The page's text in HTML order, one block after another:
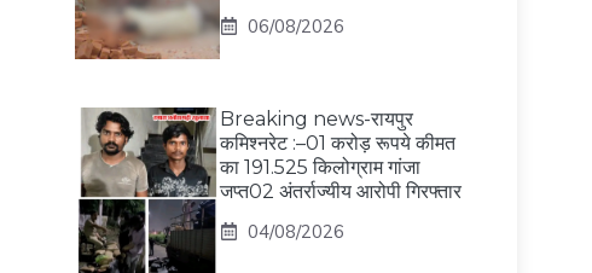
06/08/2026
Breaking news-रायपुर
कमिश्नरेट :–01 करोड़ रूपये कीमत
का 191.525 किलोग्राम गांजा
जप्त02 अंतर्राज्यीय आरोपी गिरफ्तार
04/08/2026